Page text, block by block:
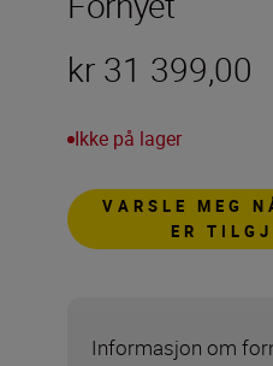
kr 31 399,00
Ikke på lager
VARSLE MEG
ER
Informasjon om